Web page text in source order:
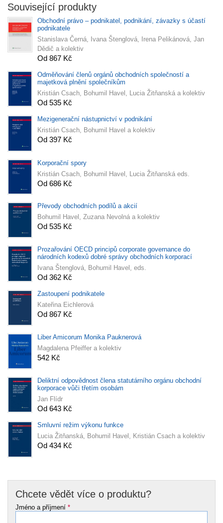
Související produkty
Obchodní právo – podnikatel, podnikání, závazky s účastí
podnikatele
Stanislava Černá, Ivana Štenglová, Irena Pelikánová, Jan
Dědič a kolektiv
Od 867 Kč
Odměňování členů orgánů obchodních společností a
majetková plnění společníkům
Kristián Csach, Bohumil Havel, Lucia Žitňanská a kolektiv
Od 535 Kč
Mezigenerační nástupnictví v podnikání
Kristián Csach, Bohumil Havel a kolektiv
Od 397 Kč
Korporační spory
Kristián Csach, Bohumil Havel, Lucia Žitňanská eds.
Od 686 Kč
Převody obchodních podílů a akcií
Bohumil Havel, Zuzana Nevolná a kolektiv
Od 535 Kč
Prozařování OECD principů corporate governance do
národních kodexů dobré správy obchodních korporací
Ivana Štenglová, Bohumil Havel, eds.
Od 362 Kč
Zastoupení podnikatele
Kateřina Eichlerová
Od 867 Kč
Liber Amicorum Monika Pauknerová
Magdalena Pfeiffer a kolektiv
542 Kč
Deliktní odpovědnost člena statutárního orgánu obchodní
korporace vůči třetím osobám
Jan Flídr
Od 643 Kč
Smluvní režim výkonu funkce
Lucia Žitňanská, Bohumil Havel, Kristián Csach a kolektiv
Od 434 Kč
Chcete vědět více o produktu?
Jméno a příjmení *